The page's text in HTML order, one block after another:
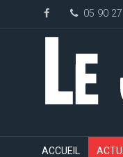
05 90 27
ACCUEIL